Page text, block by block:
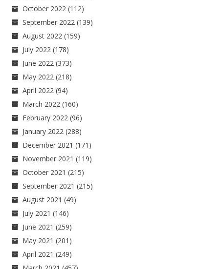
October 2022 (112)
September 2022 (139)
August 2022 (159)
July 2022 (178)
June 2022 (373)
May 2022 (218)
April 2022 (94)
March 2022 (160)
February 2022 (96)
January 2022 (288)
December 2021 (171)
November 2021 (119)
October 2021 (215)
September 2021 (215)
August 2021 (49)
July 2021 (146)
June 2021 (259)
May 2021 (201)
April 2021 (249)